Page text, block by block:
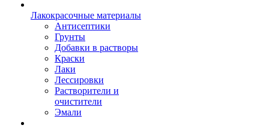
Лакокрасочные материалы
Антисептики
Грунты
Добавки в растворы
Краски
Лаки
Лессировки
Растворители и
очистители
Эмали